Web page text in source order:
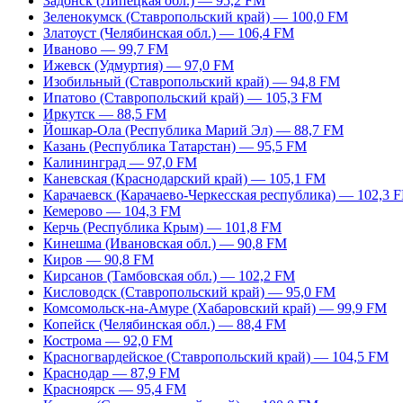
Зеленокумск (Ставропольский край) — 100,0 FM
Златоуст (Челябинская обл.) — 106,4 FM
Иваново — 99,7 FM
Ижевск (Удмуртия) — 97,0 FM
Изобильный (Ставропольский край) — 94,8 FM
Ипатово (Ставропольский край) — 105,3 FM
Иркутск — 88,5 FM
Йошкар-Ола (Республика Марий Эл) — 88,7 FM
Казань (Республика Татарстан) — 95,5 FM
Калининград — 97,0 FM
Каневская (Краснодарский край) — 105,1 FM
Карачаевск (Карачаево-Черкесская республика) — 102,3
Кемерово — 104,3 FM
Керчь (Республика Крым) — 101,8 FM
Кинешма (Ивановская обл.) — 90,8 FM
Киров — 90,8 FM
Кирсанов (Тамбовская обл.) — 102,2 FM
Кисловодск (Ставропольский край) — 95,0 FM
Комсомольск-на-Амуре (Хабаровский край) — 99,9 FM
Копейск (Челябинская обл.) — 88,4 FM
Кострома — 92,0 FM
Красногвардейское (Ставропольский край) — 104,5 FM
Краснодар — 87,9 FM
Красноярск — 95,4 FM